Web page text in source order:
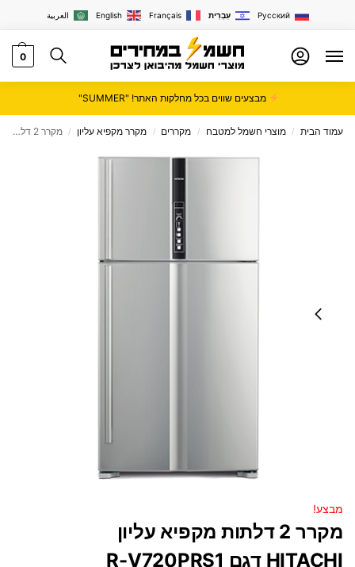
العربية English Français עִבְרִית Русский
0
מבצעים שווים בכל מחלקות האתר! "SUMMER"
עמוד הבית / מוצרי חשמל למטבח / מקררים / מקרר מקפיא עליון / מקרר 2 דלתות מקפיא עליון HITACHI דגם R-V720PRS1
מבצע!
מקרר 2 דלתות מקפיא עליון
HITACHI דגם R-V720PRS1